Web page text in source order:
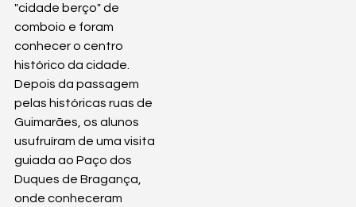
"cidade berço" de
comboio e foram
conhecer o centro
histórico da cidade.
Depois da passagem
pelas históricas ruas de
Guimarães, os alunos
usufruíram de uma visita
guiada ao Paço dos
Duques de Bragança,
onde conheceram